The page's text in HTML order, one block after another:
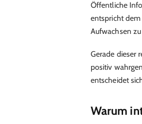
Öffentliche
entspricht
Aufwachsen
Gerade dieser
positiv
entscheidet
Warum